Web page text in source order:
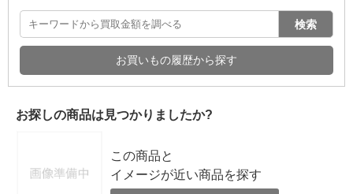
検索
お買いもの履歴から探す
お探しの商品は見つかりましたか?
この商品と
イメージが近い商品を探す